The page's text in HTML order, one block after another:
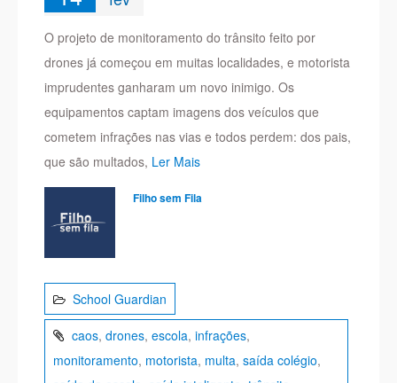
O projeto de monitoramento do trânsito feito por
drones já começou em muitas localidades, e motorista
imprudentes ganharam um novo inimigo. Os
equipamentos captam imagens dos veículos que
cometem infrações nas vias e todos perdem: dos pais,
que são multados, Ler Mais
Filho sem Fila
School Guardian
caos,drones,escola,infrações,
monitoramento, motorista, multa,saída colégio,